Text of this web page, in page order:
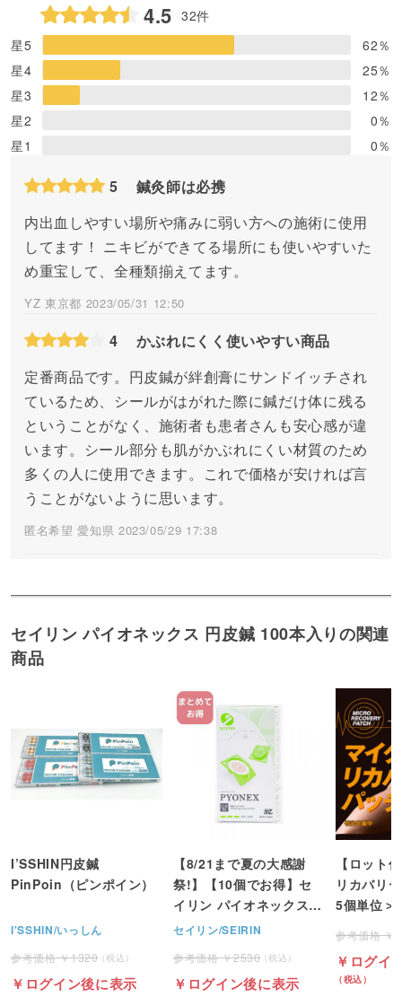
4.5 32件
星5
62％
星4
25％
星3
12％
星2
0％
星1
0％
5
鍼灸師は必携
内出血しやすい場所や痛みに弱い方への施術に使用
してます！ ニキビができてる場所にも使いやすいた
め重宝して、全種類揃えてます。
YZ 東京都 2023/05/31 12:50
4
かぶれにくく使いやすい商品
定番商品です。円皮鍼が絆創膏にサンドイッチされ
ているため、シールがはがれた際に鍼だけ体に残る
ということがなく、施術者も患者さんも安心感が違
います。シール部分も肌がかぶれにくい材質のため
多くの人に使用できます。これで価格が安ければ言
うことがないように思います。
匿名希望 愛知県 2023/05/29 17:38
っていてもしっかりと馴染む感じがあります。丸い
シールなので剥がれづらいのもグッド。ただ、他社
製品にくらべやはり高価ですね。
さとう 東京都 2023/05/16 15:43
4
使いやすい
粘着力がいいので、はがれにくく使いやすい。色分
エヌ 京都府 2023/04/28 14:19
万能です！
ツボや経絡だけでなく、筋肉・筋膜にも効果的にア
プローチできるので、とても助かります。
セイリン パイオネックス 円皮鍼 100本入りの関連
商品
I’SSHIN円皮鍼
PinPoin（ピンポイン）
I'SSHIN/いっしん
1320
ログイン後に表示
【8/21まで夏の大感謝
祭!】【10個でお得】セ
イリン パイオネックス
円皮鍼 100本入り
セイリン/SEIRIN
2530
ログイン後に表示
【ロット
リカバリ
5個単位＞
ログイ